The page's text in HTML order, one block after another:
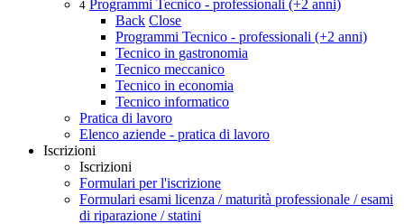
4 Programmi Tecnico - professionali (+2 anni)
Back Close
Programmi Tecnico - professionali (+2 anni)
Tecnico in gastronomia
Tecnico meccanico
Tecnico in economia
Tecnico informatico
Pratica di lavoro
Elenco aziende - pratica di lavoro
Iscrizioni
Iscrizioni
Formulari per l'iscrizione
Formulari esami licenza / maturità professionale / esami
di riparazione / statini